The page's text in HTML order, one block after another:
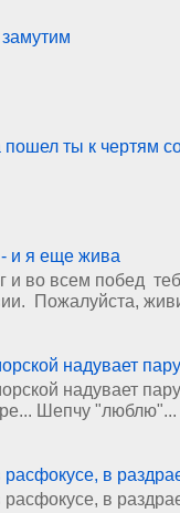
ты к чертям
и я еще жива
и во всем побед
Пожалуйста,
надувает
надувает
Шепчу "люблю"...
в
в